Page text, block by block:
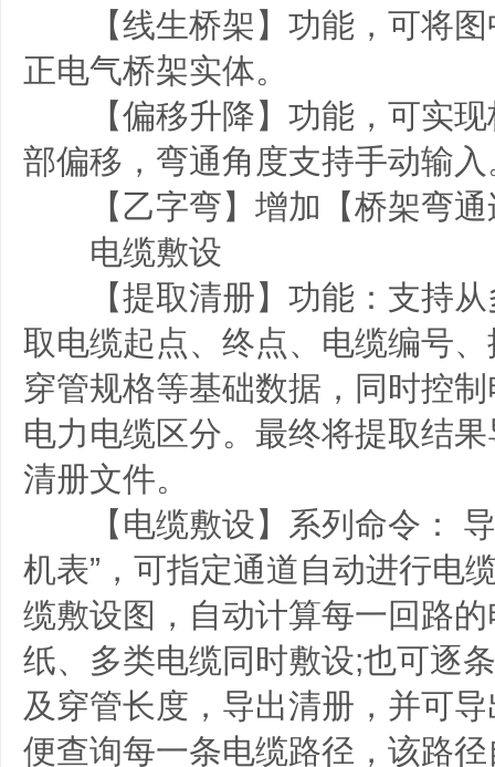
【线生桥架】功能，可将图
正电气桥架实体。
【偏移升降】功能，可实现
部偏移，弯通角度支持手动输入
【乙字弯】增加【桥架弯通
电缆敷设
【提取清册】功能：支持从
取电缆起点、终点、电缆编号
穿管规格等基础数据，同时控
电力电缆区分。最终将提取结
清册文件。
【电缆敷设】系列命令： 导
机表”，可指定通道自动进行电
缆敷设图，自动计算每一回路
纸、多类电缆同时敷设;也可逐
及穿管长度，导出清册，并可
便查询每一条电缆路径，该路